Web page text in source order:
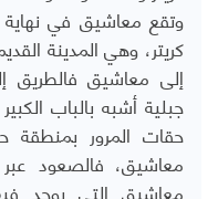
وتقع معاشيق في
كريتر، وهي المدينة
إلى معاشيق فالطريق
جبلية أشبه بالباب
حقات المرور
معاشيق، فالصعود
معاشيق التي يوجد